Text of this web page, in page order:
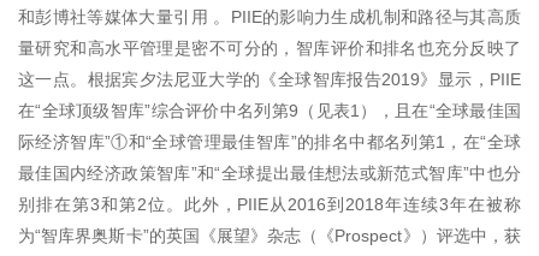
和彭博社等媒体大量引用 。PIIE的影响力生成机制和路径与其高质
量研究和高水平管理是密不可分的，智库评价和排名也充分反映了
这一点。根据宾夕法尼亚大学的《全球智库报告2019》显示，PIIE
在“全球顶级智库”综合评价中名列第9（见表1），且在“全球最佳国
际经济智库”①和“全球管理最佳智库”的排名中都名列第1，在“全球
最佳国内经济政策智库”和“全球提出最佳想法或新范式智库”中也分
别排在第3和第2位。此外，PIIE从2016到2018年连续3年在被称
为“智库界奥斯卡”的英国《展望》杂志（《Prospect》）评选中，获